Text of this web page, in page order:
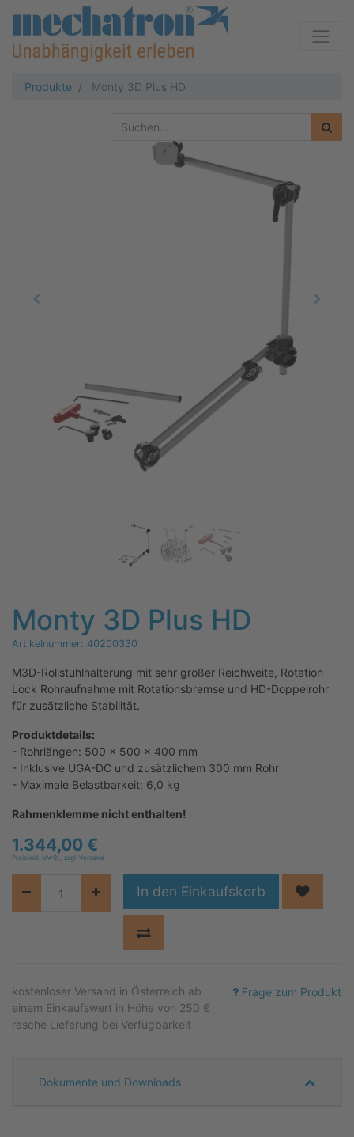
Produkte Monty 3D Plus HD
Monty 3D Plus HD
Artikelnummer: 40200330
M3D-Rollstuhlhalterung mit sehr großer Reichweite, Rotation
Lock Rohraufnahme mit Rotationsbremse und HD-Doppelrohr
für zusätzliche Stabilität.
Produktdetails:
- Rohrlängen: 500 x 500 x 400 mm
- Inklusive UGA-DC und zusätzlichem 300 mm Rohr
- Maximale Belastbarkeit: 6,0 kg
Rahmenklemme nicht enthalten!
1.344,00 €
Preis inkl. MwSt., zzgl. Versand
In den Einkaufskorb
Frage zum Produkt
kostenloser Versand in Österreich ab
einem Einkaufswert in Höhe von 250 €
rasche Lieferung bei Verfügbarkeit
Dokumente und Downloads